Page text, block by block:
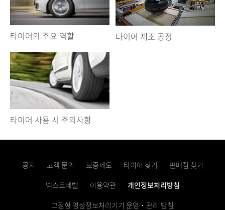
타이어의 주요 역할 타이어 제조 공정
타이어 사용 시 주의사항
공지 고객 문의 보증제도 타이어 찾기
판매점 찾기
넥스트레벨
이용약관
개인정보처리방침
고정형 영상정보처리기기 운영・관리 방침